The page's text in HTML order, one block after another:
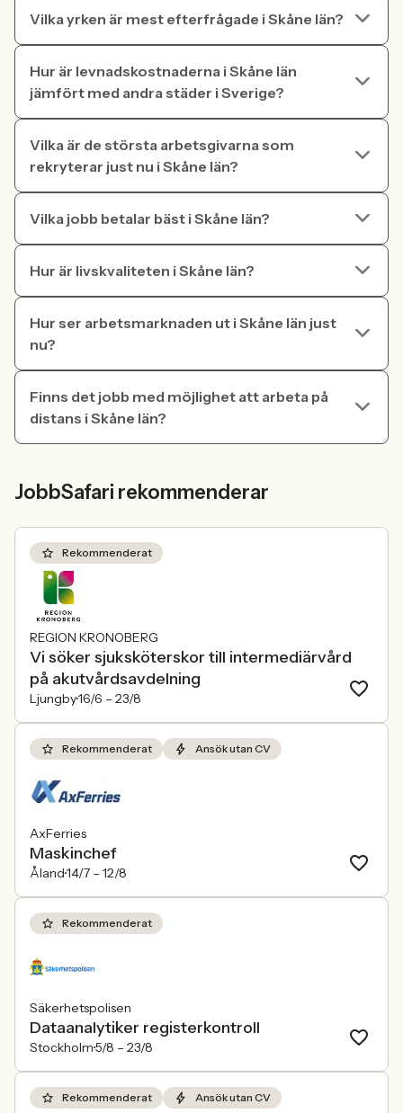
Vilka yrken är mest efterfrågade i Skåne län?
Hur är levnadskostnaderna i Skåne län
jämfört med andra städer i Sverige?
Vilka är de största arbetsgivarna som
rekryterar just nu i Skåne län?
Vilka jobb betalar bäst i Skåne län?
Hur är livskvaliteten i Skåne län?
Hur ser arbetsmarknaden ut i Skåne län just
nu?
Finns det jobb med möjlighet att arbeta på
distans i Skåne län?
JobbSafari rekommenderar
Rekommenderat
REGION KRONOBERG
Vi söker sjuksköterskor till intermediärvård
på akutvårdsavdelning
Ljungby16/6 – 23/8
Rekommenderat Ansök utan CV
AxFerries
Maskinchef
Åland14/7 – 12/8
Rekommenderat
Säkerhetspolisen
Dataanalytiker registerkontroll
Stockholm5/8 – 23/8
Rekommenderat Ansök utan CV